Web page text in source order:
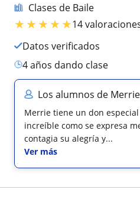
Clases de Baile
★★★★★14
Datos verificados
4 años dando clase
Los alumnos de
Merrie tiene un don
increíble como se expresa
contagia su alegría y...
Ver más